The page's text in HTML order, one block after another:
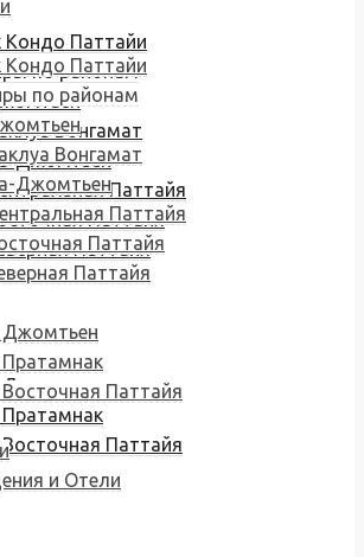
Кондо Паттайи
по районам
Вонгамат
Джомтьен
Паттайя
Паттайя
Паттайя
Паттайя
Кондо Паттайи
по районам
Вонгамат
Джомтьен
Паттайя
Паттайя
Паттайя
Паттайя
и Отели